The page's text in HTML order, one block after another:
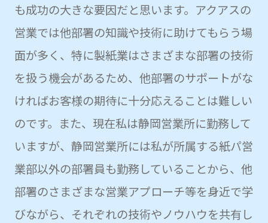
も成功の大きな要因だと思います。アクアスの
営業では他部署の知識や技術に助けてもらう場
面が多く、特に製紙業はさまざまな部署の技術
を扱う機会があるため、他部署のサポートがな
ければお客様の期待に十分応えることは難しい
のです。また、現在私は静岡営業所に勤務して
いますが、静岡営業所には私が所属する紙パ営
業部以外の部署員も勤務していることから、他
部署のさまざまな営業アプローチ等を身近で学
びながら、それぞれの技術やノウハウを共有し